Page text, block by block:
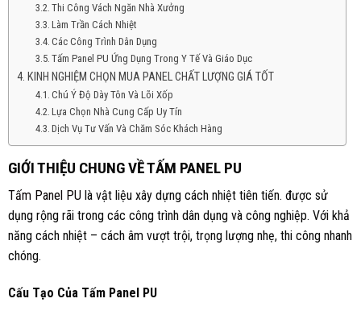
Thi Công Vách Ngăn Nhà Xưởng
Làm Trần Cách Nhiệt
Các Công Trình Dân Dụng
Tấm Panel PU Ứng Dụng Trong Y Tế Và Giáo Dục
KINH NGHIỆM CHỌN MUA PANEL CHẤT LƯỢNG GIÁ TỐT
Chú Ý Độ Dày Tôn Và Lõi Xốp
Lựa Chọn Nhà Cung Cấp Uy Tín
Dịch Vụ Tư Vấn Và Chăm Sóc Khách Hàng
GIỚI THIỆU CHUNG VỀ TẤM PANEL PU
Tấm Panel PU là vật liệu xây dựng cách nhiệt tiên tiến. được sử
dụng rộng rãi trong các công trình dân dụng và công nghiệp. Với khả
năng cách nhiệt – cách âm vượt trội, trọng lượng nhẹ, thi công nhanh
chóng.
Cấu Tạo Của Tấm Panel PU